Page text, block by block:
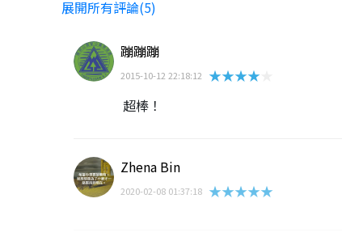
展開所有評論(5)
蹦蹦蹦
2015-10-12 22:18:12
★★★★★
超棒！
Zhena Bin
2020-02-08 01:37:18 ★★★★★